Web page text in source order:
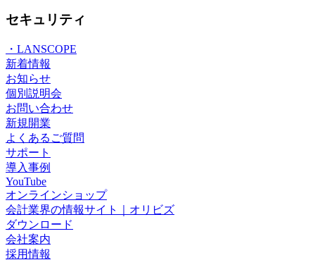
セキュリティ
・LANSCOPE
新着情報
お知らせ
個別説明会
お問い合わせ
新規開業
よくあるご質問
サポート
導入事例
YouTube
オンラインショップ
会計業界の情報サイト｜オリビズ
ダウンロード
会社案内
採用情報